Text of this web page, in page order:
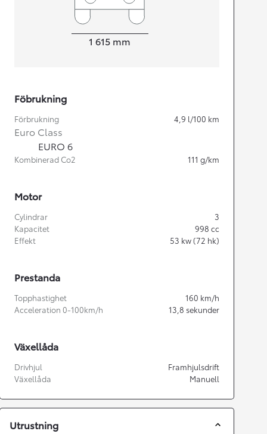
Width
1 615 mm
Föbrukning
Förbrukning 4,9 l/100 km
Euro Class
EURO 6
Kombinerad Co2 111 g/km
Motor
Cylindrar
3
Kapacitet
998 cc
Effekt
53 kw (72 hk)
Prestanda
Topphastighet 160 km/h
Acceleration 0-100km/h
13,8 sekunder
Växellåda
Drivhjul
Framhjulsdrift
Växellåda
Manuell
Utrustning